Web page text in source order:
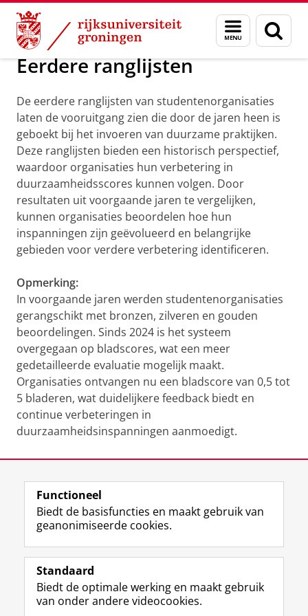
Skip
Content
Skip
Navigation
Menu
en
zoeken
Over ons Green Office Labels
Eerdere ranglijsten
De eerdere ranglijsten van studentenorganisaties
laten de vooruitgang zien die door de jaren heen is
geboekt bij het invoeren van duurzame praktijken.
Deze ranglijsten bieden een historisch perspectief,
waardoor organisaties hun verbetering in
duurzaamheidsscores kunnen volgen. Door
resultaten uit voorgaande jaren te vergelijken,
kunnen organisaties beoordelen hoe hun
inspanningen zijn geëvolueerd en belangrijke
gebieden voor verdere verbetering identificeren.
Opmerking:
In voorgaande jaren werden studentenorganisaties
gerangschikt met bronzen, zilveren en gouden
beoordelingen. Sinds 2024 is het systeem
overgegaan op bladscores, wat een meer
gedetailleerde evaluatie mogelijk maakt.
Organisaties ontvangen nu een bladscore van 0,5 tot
5 bladeren, wat duidelijkere feedback biedt en
continue verbeteringen in
duurzaamheidsinspanningen aanmoedigt.
View this page in:English
Volg de RUG
F
a
e
b
L
i
k
e
R
S
-
f
I
n
t
Y
o
T
Studiekiezers
Functioneel
Biedt de basisfuncties en maakt gebruik van
geanonimiseerde cookies.
Standaard
Biedt de optimale werking en maakt gebruik
van onder andere videocookies.